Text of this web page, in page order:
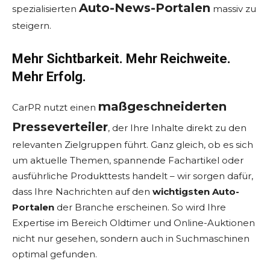
spezialisierten Auto-News-Portalen massiv zu
steigern.
Mehr Sichtbarkeit. Mehr Reichweite.
Mehr Erfolg.
CarPR nutzt einen maßgeschneiderten
Presseverteiler, der Ihre Inhalte direkt zu den
relevanten Zielgruppen führt. Ganz gleich, ob es sich
um aktuelle Themen, spannende Fachartikel oder
ausführliche Produkttests handelt – wir sorgen dafür,
dass Ihre Nachrichten auf den wichtigsten Auto-
Portalen der Branche erscheinen. So wird Ihre
Expertise im Bereich Oldtimer und Online-Auktionen
nicht nur gesehen, sondern auch in Suchmaschinen
optimal gefunden.